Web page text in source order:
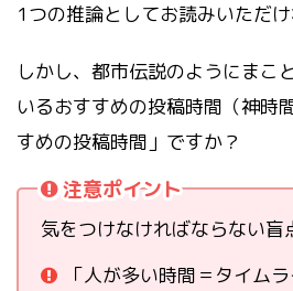
1つの推論としてお読みいただけ
しかし、都市伝説のようにまこ
いるおすすめの投稿時間（神時
すめの投稿時間」ですか？
注意ポイント
気をつけなければならない盲
「人が多い時間＝タイム